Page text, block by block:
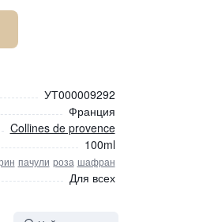
УТ000009292
Франция
Collines de provence
100ml
пачули роза шафран
Для всех